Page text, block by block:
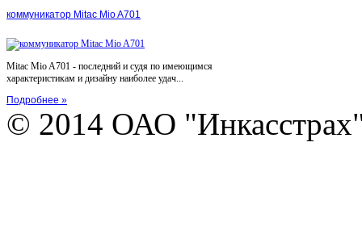
коммуникатор Mitac Mio A701
Mitac Mio A701 - последний и судя по имеющимся
характеристикам и дизайну наиболее удач...
Подробнее »
© 2014 ОАО